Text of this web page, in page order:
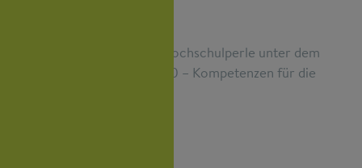
Im Jahr 2026 steht die Hochschulperle unter dem
Motto "Future Skills 2030 – Kompetenzen für die